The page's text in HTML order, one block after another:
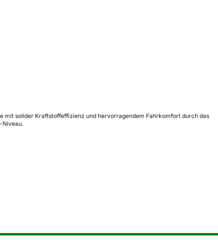
mit solider Kraftstoffeffizienz und hervorragendem Fahrkomfort durch das
Niveau.